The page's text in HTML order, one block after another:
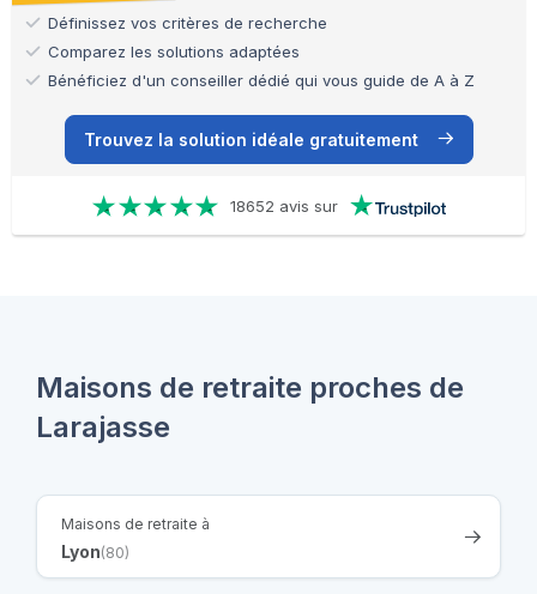
Définissez vos critères de recherche
Comparez les solutions adaptées
Bénéficiez d'un conseiller dédié qui vous guide de A à Z
Trouvez la solution idéale gratuitement
18652 avis sur
Maisons de retraite proches de
Larajasse
Maisons de retraite à
Lyon(80)